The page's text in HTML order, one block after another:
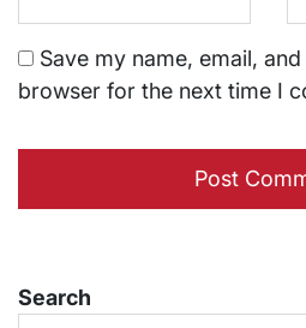
Save my name, email,
browser for the next time I
Search